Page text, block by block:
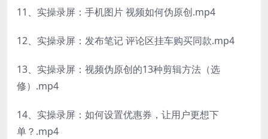
11、实操录屏：手机图片 视频如何伪原创.mp4
12、实操录屏：发布笔记 评论区挂车购买同款.mp4
13、实操录屏：视频伪原创的13种剪辑方法（选
修）.mp4
14、实操录屏：如何设置优惠券，让用户更想下
单？.mp4